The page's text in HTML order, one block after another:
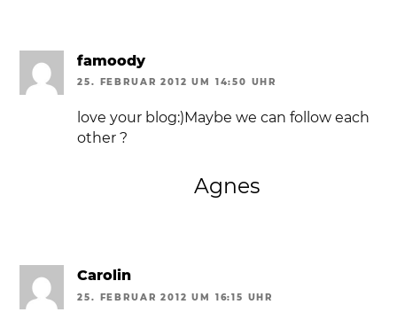
famoody
25. FEBRUAR 2012 UM 14:50 UHR
love your blog:)Maybe we can follow each
other ?
Agnes
Carolin
25. FEBRUAR 2012 UM 16:15 UHR